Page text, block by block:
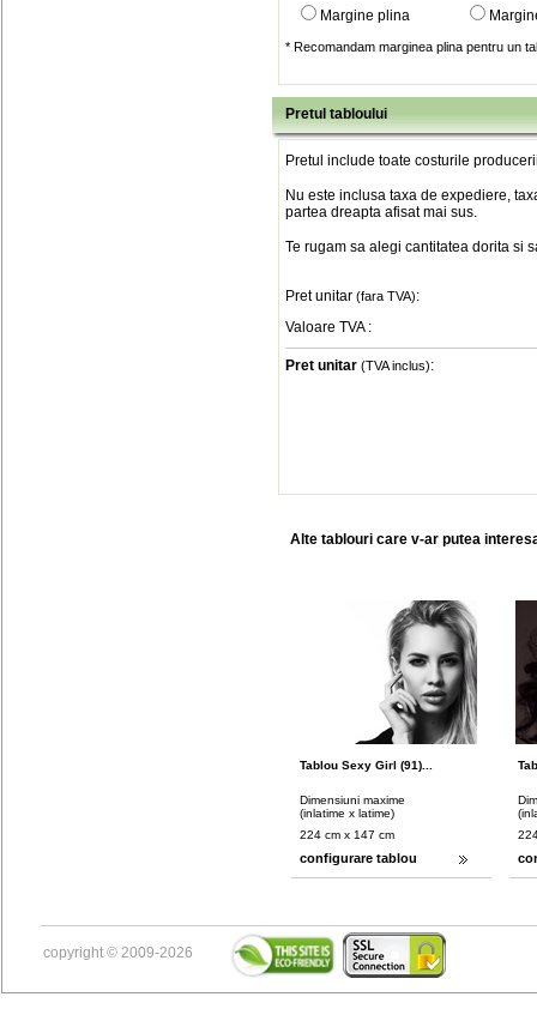
Margine plina
* Recomandam marginea plina pentru un
Pretul tabloului
Pretul include toate costurile
Nu este inclusa taxa de expediere,
partea dreapta afisat mai sus.
Te rugam sa alegi cantitatea dorita si
Pret unitar (fara TVA):
Valoare TVA :
Pret unitar (TVA inclus):
Alte tablouri care v-ar putea
Tablou Sexy Girl (91)...
Dimensiuni maxime
(inlatime x latime)
224 cm x 147 cm
configurare tablou
copyright © 2009-2026